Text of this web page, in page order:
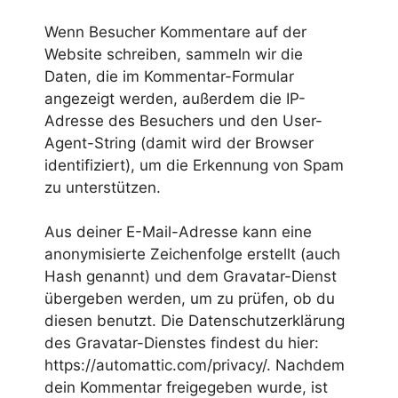
Wenn Besucher Kommentare auf der
Website schreiben, sammeln wir die
Daten, die im Kommentar-Formular
angezeigt werden, außerdem die IP-
Adresse des Besuchers und den User-
Agent-String (damit wird der Browser
identifiziert), um die Erkennung von Spam
zu unterstützen.
Aus deiner E-Mail-Adresse kann eine
anonymisierte Zeichenfolge erstellt (auch
Hash genannt) und dem Gravatar-Dienst
übergeben werden, um zu prüfen, ob du
diesen benutzt. Die Datenschutzerklärung
des Gravatar-Dienstes findest du hier:
https://automattic.com/privacy/. Nachdem
dein Kommentar freigegeben wurde, ist